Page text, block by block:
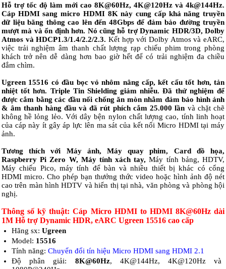
Hỗ trợ tốc độ làm mới cao 8K@60Hz, 4K@120Hz và 4k@144Hz.
Cáp HDMI sang micro HDMI 8K này cung cấp khả năng truyền
dữ liệu băng thông cao lên đến 48Gbps để đảm bảo đường truyền
mượt mà và ổn định hơn. Nó cũng hỗ trợ Dynamic HDR/3D, Dolby
Atmos và HDCP1.3/1.4/2.2/2.3. Kết hợp với Dolby Atmos và eARC,
việc trải nghiệm âm thanh chất lượng rạp chiếu phim trong phòng
khách trở nên dễ dàng hơn bao giờ hết để có trải nghiệm đa chiều
đắm chìm.
Ugreen 15516 có đầu bọc vỏ nhôm nâng cấp, kết cấu tốt hơn, tản
nhiệt tốt hơn. Triple Tin Shielding giảm nhiễu. Đã thử nghiệm để
được cắm bằng các đầu nối chống ăn mòn nhằm đảm bảo hình ảnh
& âm thanh hàng đầu và đã rút phích cắm 25.000 lần và chặt chẽ
không hề lỏng lẻo. Với dây bện nylon chất lượng cao, tính linh hoạt
của cáp này ít gây áp lực lên ma sát của kết nối Micro HDMI tại máy
ảnh.
Tương thích với Máy ảnh, Máy quay phim, Card đồ họa,
Raspberry Pi Zero W, Máy tính xách tay, Máy tính bảng, HDTV,
Máy chiếu Pico, máy tính để bàn và nhiều thiết bị khác có cổng
HDMI micro. Cho phép bạn thưởng thức video hoặc hình ảnh độ nét
cao trên màn hình HDTV và hiển thị tại nhà, văn phòng và phòng hội
nghị.
Thông số kỹ thuật: Cáp Micro HDMI to HDMI 8K@60Hz dài
1M Hỗ trợ Dynamic HDR, eARC Ugreen 15516 cao cấp
Hãng sx: Ugreen
Model: 15516
Tính năng: Chuyển đổi tín hiệu Micro HDMI sang HDMI 2.1
Độ phân giải: 8K@60Hz, 4K@144Hz, 4K@120Hz và